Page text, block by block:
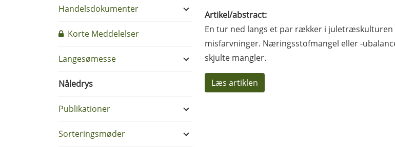
Handelsdokumenter
Korte Meddelelser
Langesømesse
Nåledrys
Publikationer
Sorteringsmøder
Artikel/abstract:
En tur ned langs et par rækker i
misfarvninger. Næringsstofmangel eller -
skjulte mangler.
Læs artiklen